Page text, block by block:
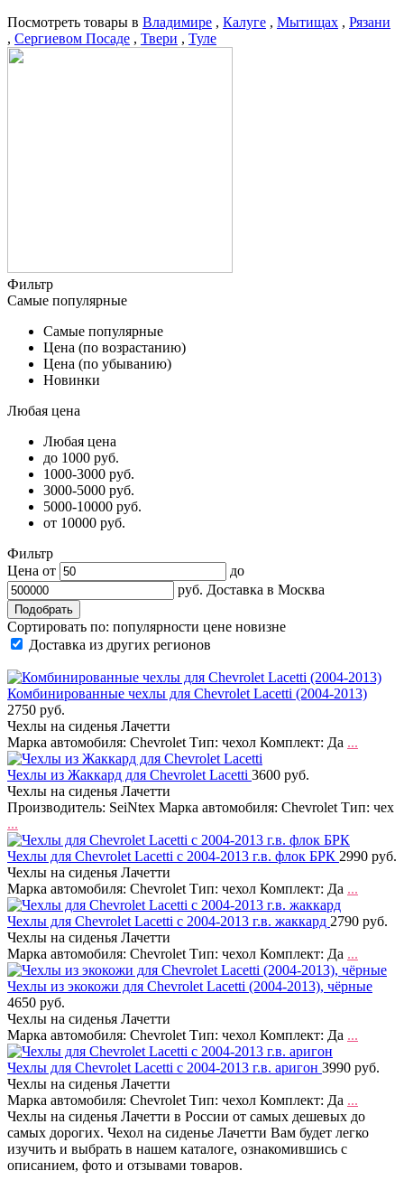
Посмотреть товары в Владимире , Калуге , Мытищах , Рязани
, Сергиевом Посаде , Твери , Туле
Фильтр
Самые популярные
Самые популярные
Цена (по возрастанию)
Цена (по убыванию)
Новинки
Любая цена
Любая цена
до 1000 руб.
1000-3000 руб.
3000-5000 руб.
5000-10000 руб.
от 10000 руб.
Фильтр
Цена от
до
руб. Доставка в Москва
Сортировать по: популярности цене новизне
Доставка из других регионов
Комбинированные чехлы для Chevrolet Lacetti (2004-2013)
2750 руб.
Чехлы на сиденья Лачетти
Марка автомобиля: Chevrolet Тип: чехол Комплект: Да ...
Чехлы из Жаккард для Chevrolet Lacetti 3600 руб.
Чехлы на сиденья Лачетти
Производитель: SeiNtex Марка автомобиля: Chevrolet Тип: чех
...
Чехлы для Chevrolet Lacetti с 2004-2013 г.в. флок БРК 2990 руб.
Чехлы на сиденья Лачетти
Марка автомобиля: Chevrolet Тип: чехол Комплект: Да ...
Чехлы для Chevrolet Lacetti с 2004-2013 г.в. жаккард 2790 руб.
Чехлы на сиденья Лачетти
Марка автомобиля: Chevrolet Тип: чехол Комплект: Да ...
Чехлы из экокожи для Chevrolet Lacetti (2004-2013), чёрные
4650 руб.
Чехлы на сиденья Лачетти
Марка автомобиля: Chevrolet Тип: чехол Комплект: Да ...
Чехлы для Chevrolet Lacetti с 2004-2013 г.в. аригон 3990 руб.
Чехлы на сиденья Лачетти
Марка автомобиля: Chevrolet Тип: чехол Комплект: Да ...
Чехлы на сиденья Лачетти в России от самых дешевых до
самых дорогих. Чехол на сиденье Лачетти Вам будет легко
изучить и выбрать в нашем каталоге, ознакомившись с
описанием, фото и отзывами товаров.